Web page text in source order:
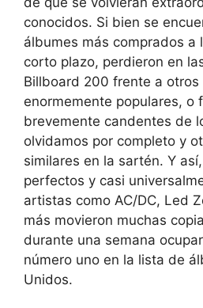
conocidos. Si bien se
álbumes más comprados a
corto plazo, perdieron en
Billboard 200 frente a
enormemente populares, o
brevemente candentes de
olvidamos por completo y
similares en la sartén. Y
perfectos y casi
artistas como AC/DC, Led
más movieron muchas
durante una semana
número uno en la lista de
Unidos.